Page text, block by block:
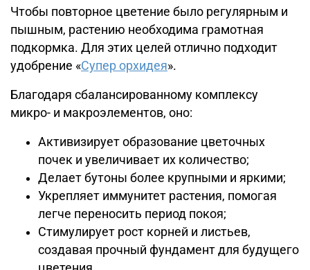
Чтобы повторное цветение было регулярным и
пышным, растению необходима грамотная
подкормка. Для этих целей отлично подходит
удобрение «Супер орхидея».
Благодаря сбалансированному комплексу
микро- и макроэлементов, оно:
Активизирует образование цветочных
почек и увеличивает их количество;
Делает бутоны более крупными и яркими;
Укрепляет иммунитет растения, помогая
легче переносить период покоя;
Стимулирует рост корней и листьев,
создавая прочный фундамент для будущего